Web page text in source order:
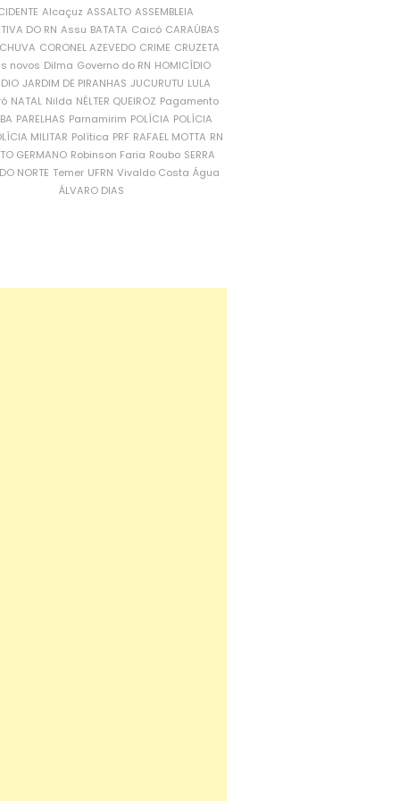
Alcaçuz ASSALTO ASSEMBLEIA
DO RN Assu BATATA Caicó CARAÚBAS
CORONEL AZEVEDO CRIME CRUZETA
novos Dilma Governo do RN HOMICÍDIO
JARDIM DE PIRANHAS JUCURUTU LULA
NATAL Nilda NÉLTER QUEIROZ Pagamento
PARELHAS Parnamirim POLÍCIA POLÍCIA
MILITAR Política PRF RAFAEL MOTTA RN
GERMANO Robinson Faria Roubo SERRA
NORTE Temer UFRN Vivaldo Costa Água
ÁLVARO DIAS